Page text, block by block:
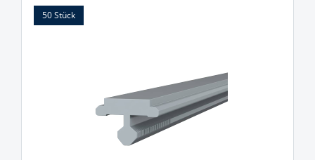
50 Stück